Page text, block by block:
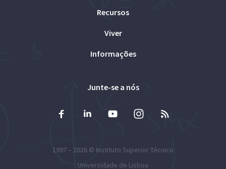
Recursos
Viver
Informações
Junte-se a nós
1997 – 2026 © Instituto Superior Técnico
Universidade de Lisboa